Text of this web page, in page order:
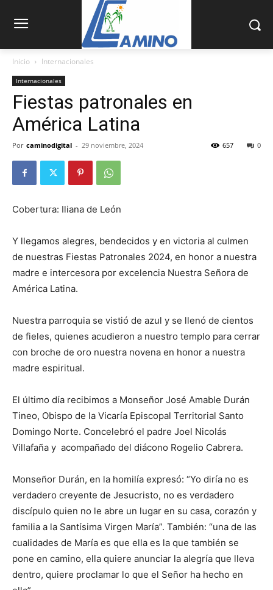
Inicio Internacionales
Internacionales
Fiestas patronales en
América Latina
Por caminodigital - 29 noviembre, 2024 0
657
Cobertura: Iliana de León
Y llegamos alegres, bendecidos y en victoria al culmen
de nuestras Fiestas Patronales 2024, en honor a nuestra
madre e intercesora por excelencia Nuestra Señora de
América Latina.
Nuestra parroquia se vistió de azul y se llenó de cientos
de fieles, quienes acudieron a nuestro templo para cerrar
con broche de oro nuestra novena en honor a nuestra
madre espiritual.
El último día recibimos a Monseñor José Amable Durán
Tineo, Obispo de la Vicaría Episcopal Territorial Santo
Domingo Norte. Concelebró el padre Joel Nicolás
Villafaña y acompañado del diácono Rogelio Cabrera.
Monseñor Durán, en la homilía expresó: “Yo diría no es
verdadero creyente de Jesucristo, no es verdadero
discípulo quien no le abre un lugar en su casa, corazón y
familia a la Santísima Virgen María”. También: “una de las
cualidades de María es que ella es la que también se
pone en camino, ella quiere anunciar la alegría que lleva
dentro, quiere proclamar lo que el Señor ha hecho en